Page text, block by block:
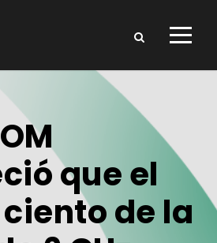
que el
de la